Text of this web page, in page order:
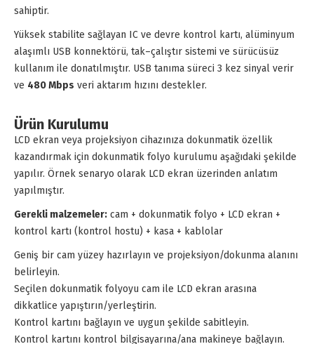
sahiptir.
Yüksek stabilite sağlayan IC ve devre kontrol kartı, alüminyum
alaşımlı USB konnektörü, tak–çalıştır sistemi ve sürücüsüz
kullanım ile donatılmıştır. USB tanıma süreci 3 kez sinyal verir
ve 480 Mbps veri aktarım hızını destekler.
Ürün Kurulumu
LCD ekran veya projeksiyon cihazınıza dokunmatik özellik
kazandırmak için dokunmatik folyo kurulumu aşağıdaki şekilde
yapılır. Örnek senaryo olarak LCD ekran üzerinden anlatım
yapılmıştır.
Gerekli malzemeler: cam + dokunmatik folyo + LCD ekran +
kontrol kartı (kontrol hostu) + kasa + kablolar
Geniş bir cam yüzey hazırlayın ve projeksiyon/dokunma alanını
belirleyin.
Seçilen dokunmatik folyoyu cam ile LCD ekran arasına
dikkatlice yapıştırın/yerleştirin.
Kontrol kartını bağlayın ve uygun şekilde sabitleyin.
Kontrol kartını kontrol bilgisayarına/ana makineye bağlayın.